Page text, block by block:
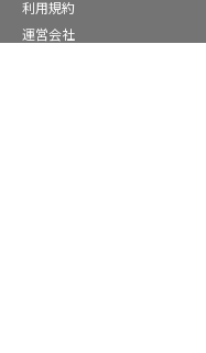
利用規約
運営会社